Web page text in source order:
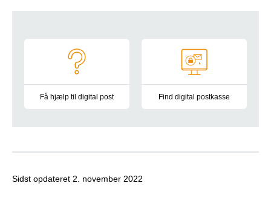
Få hjælp til digital post Find digital postkasse
Sidst opdateret 2. november 2022